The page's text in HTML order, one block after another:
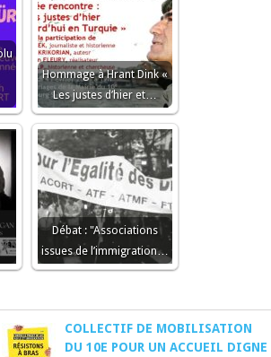
Hommage à Hrant Dink «
Les justes d’hier et…
Débat : "Associations
issues de l’immigration…
COLLECTIF DE MOBILISATION
DU 10E POUR UN ACCUEIL DIGNE